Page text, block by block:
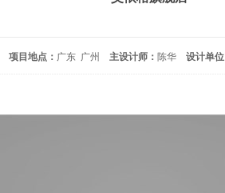
项目地点： 广东 广州 主设计师： 陈华 设计单